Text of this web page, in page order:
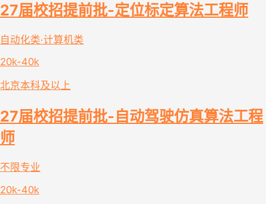
27届校招提前批-定位标定算法工程师
自动化类·计算机类
20k-40k
北京本科及以上
27届校招提前批-自动驾驶仿真算法工程
师
不限专业
20k-40k